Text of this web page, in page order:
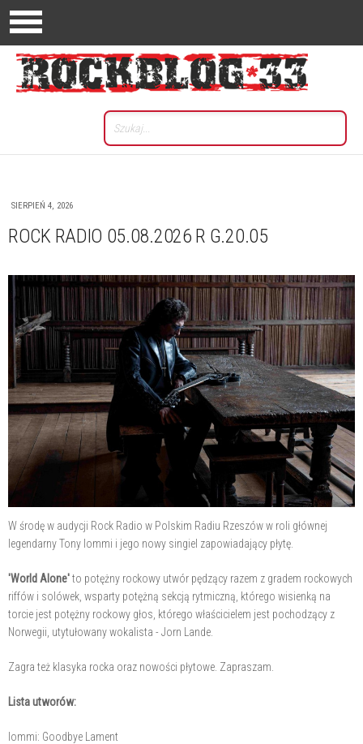
SIERPIEŃ 4, 2026
ROCK RADIO 05.08.2026 R G.20.05
W środę w audycji Rock Radio w Polskim Radiu Rzeszów w roli głównej
legendarny Tony Iommi i jego nowy singiel zapowiadający płytę.
'World Alone'to potężny rockowy utwór pędzący razem z gradem rockowych
riffów i solówek, wsparty potężną sekcją rytmiczną, którego wisienką na
torcie jest potężny rockowy głos, którego właścicielem jest pochodzący z
Norwegii, utytułowany wokalista - Jorn Lande.
Zagra też klasyka rocka oraz nowości płytowe. Zapraszam.
Lista utworów:
Iommi: Goodbye Lament